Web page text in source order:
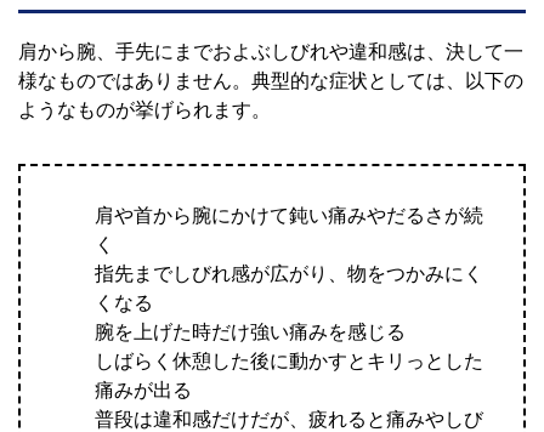
肩から腕、手先にまでおよぶしびれや違和感は、決して一
様なものではありません。典型的な症状としては、以下の
ようなものが挙げられます。
肩や首から腕にかけて鈍い痛みやだるさが続
く
指先までしびれ感が広がり、物をつかみにく
くなる
腕を上げた時だけ強い痛みを感じる
しばらく休憩した後に動かすとキリっとした
痛みが出る
普段は違和感だけだが、疲れると痛みやしび